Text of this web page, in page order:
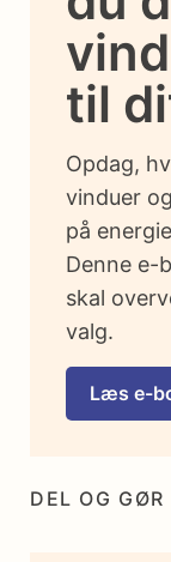
DEL OG GØR
til
Opdag,
vinduer
på
Denne e-
skal
valg.
Læs e-